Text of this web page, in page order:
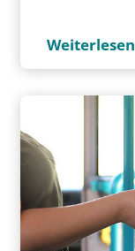
Weiterlesen